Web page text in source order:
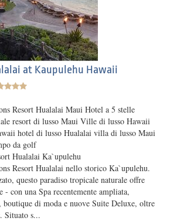
at Kaupulehu Hawaii
Resort Hualalai Maui Hotel a 5 stelle
resort di lusso Maui Ville di lusso Hawaii
hotel di lusso Hualalai villa di lusso Maui
da golf
Hualalai Ka`upulehu
Resort Hualalai nello storico Ka`upulehu.
questo paradiso tropicale naturale offre
- con una Spa recentemente ampliata,
di moda e nuove Suite Deluxe, oltre
Situato s...